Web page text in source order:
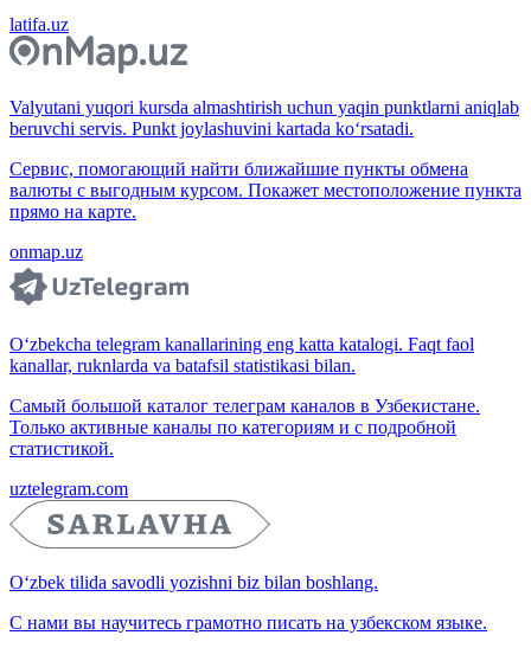
latifa.uz
Valyutani yuqori kursda almashtirish uchun yaqin punktlarni aniqlab
beruvchi servis. Punkt joylashuvini kartada ko‘rsatadi.
Сервис, помогающий найти ближайшие пункты обмена
валюты с выгодным курсом. Покажет местоположение пункта
прямо на карте.
onmap.uz
O‘zbekcha telegram kanallarining eng katta katalogi. Faqt faol
kanallar, ruknlarda va batafsil statistikasi bilan.
Самый большой каталог телеграм каналов в Узбекистане.
Только активные каналы по категориям и с подробной
статистикой.
uztelegram.com
O‘zbek tilida savodli yozishni biz bilan boshlang.
С нами вы научитесь грамотно писать на узбекском языке.